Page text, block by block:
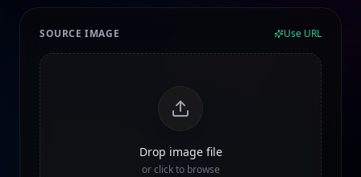
SOURCE IMAGE Use URL
Drop image file
or click to browse